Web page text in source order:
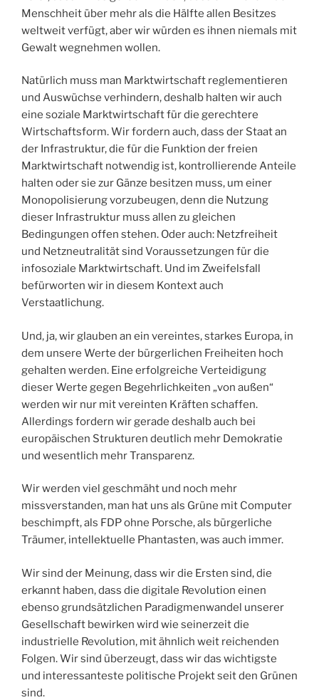
Menschheit über mehr als die Hälfte allen Besitzes
weltweit verfügt, aber wir würden es ihnen niemals mit
Gewalt wegnehmen wollen.
Natürlich muss man Marktwirtschaft reglementieren
und Auswüchse verhindern, deshalb halten wir auch
eine soziale Marktwirtschaft für die gerechtere
Wirtschaftsform. Wir fordern auch, dass der Staat an
der Infrastruktur, die für die Funktion der freien
Marktwirtschaft notwendig ist, kontrollierende Anteile
halten oder sie zur Gänze besitzen muss, um einer
Monopolisierung vorzubeugen, denn die Nutzung
dieser Infrastruktur muss allen zu gleichen
Bedingungen offen stehen. Oder auch: Netzfreiheit
und Netzneutralität sind Voraussetzungen für die
infosoziale Marktwirtschaft. Und im Zweifelsfall
befürworten wir in diesem Kontext auch
Verstaatlichung.
Und, ja, wir glauben an ein vereintes, starkes Europa, in
dem unsere Werte der bürgerlichen Freiheiten hoch
gehalten werden. Eine erfolgreiche Verteidigung
dieser Werte gegen Begehrlichkeiten „von außen“
werden wir nur mit vereinten Kräften schaffen.
Allerdings fordern wir gerade deshalb auch bei
europäischen Strukturen deutlich mehr Demokratie
und wesentlich mehr Transparenz.
Wir werden viel geschmäht und noch mehr
missverstanden, man hat uns als Grüne mit Computer
beschimpft, als FDP ohne Porsche, als bürgerliche
Träumer, intellektuelle Phantasten, was auch immer.
Wir sind der Meinung, dass wir die Ersten sind, die
erkannt haben, dass die digitale Revolution einen
ebenso grundsätzlichen Paradigmenwandel unserer
Gesellschaft bewirken wird wie seinerzeit die
industrielle Revolution, mit ähnlich weit reichenden
Folgen. Wir sind überzeugt, dass wir das wichtigste
und interessanteste politische Projekt seit den Grünen
sind.